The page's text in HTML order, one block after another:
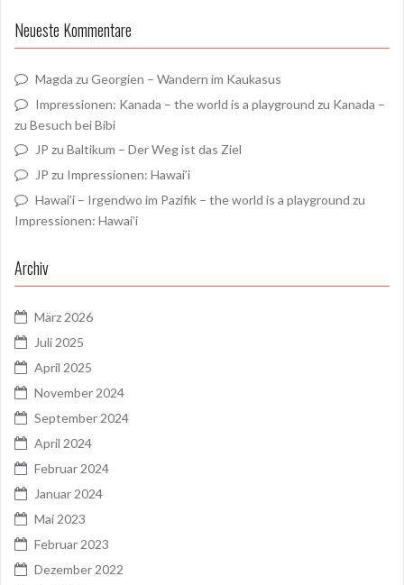
Neueste Kommentare
Magda zu Georgien – Wandern im Kaukasus
Impressionen: Kanada – the world is a playground zu Kanada –
zu Besuch bei Bibi
JP zu Baltikum – Der Weg ist das Ziel
JP zu Impressionen: Hawai’i
Hawai’i – Irgendwo im Pazifik – the world is a playground zu
Impressionen: Hawai’i
Archiv
März 2026
Juli 2025
April 2025
November 2024
September 2024
April 2024
Februar 2024
Januar 2024
Mai 2023
Februar 2023
Dezember 2022